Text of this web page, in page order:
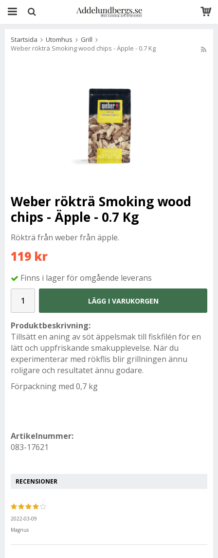
Startsida Utomhus
Grill
Weber rökträ Smoking wood chips - Äpple - 0.7 Kg
Weber rökträ Smoking wood
chips - Äpple - 0.7 Kg
Rökträ från weber från äpple.
119 kr
Finns i lager för omgående leverans
LÄGG I VARUKORGEN
Produktbeskrivning:
Tillsätt en aning av söt äppelsmak till fiskfilén för en
lätt och uppfriskande smakupplevelse. När du
experimenterar med rökflis blir grillningen ännu
roligare och resultatet ännu godare.
Förpackning med 0,7 kg
Artikelnummer:
083-17621
RECENSIONER
2022-03-09
Magnus